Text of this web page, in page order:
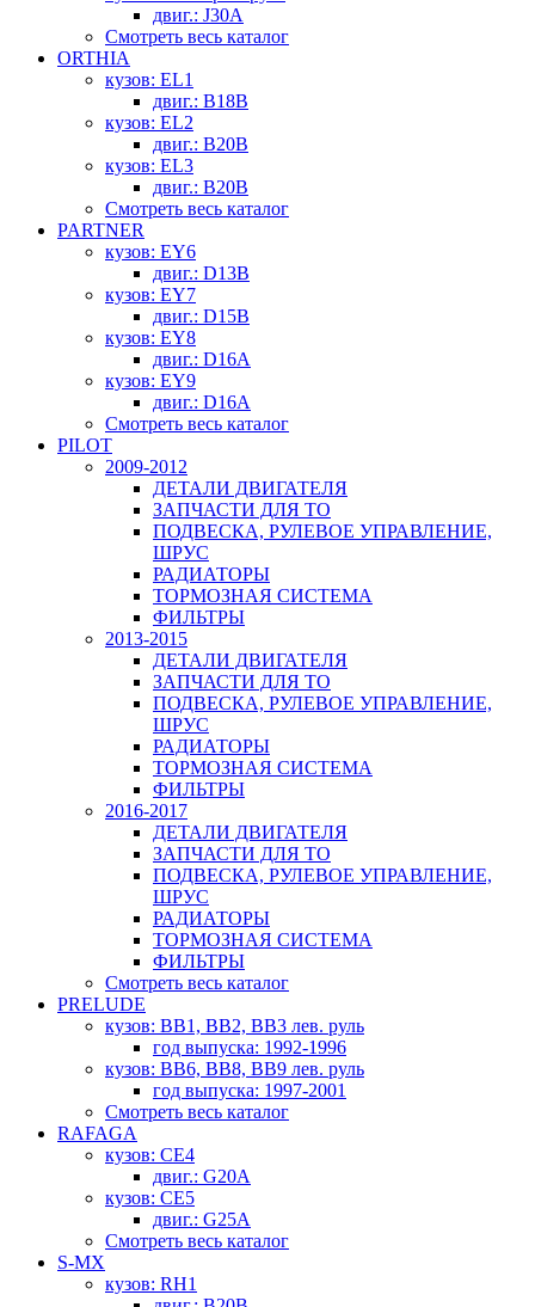
двиг.: J30A
Смотреть весь каталог
ORTHIA
кузов: EL1
двиг.: B18B
кузов: EL2
двиг.: B20B
кузов: EL3
двиг.: B20B
Смотреть весь каталог
PARTNER
кузов: EY6
двиг.: D13B
кузов: EY7
двиг.: D15B
кузов: EY8
двиг.: D16A
кузов: EY9
двиг.: D16A
Смотреть весь каталог
PILOT
2009-2012
ДЕТАЛИ ДВИГАТЕЛЯ
ЗАПЧАСТИ ДЛЯ ТО
ПОДВЕСКА, РУЛЕВОЕ УПРАВЛЕНИЕ,
ШРУС
РАДИАТОРЫ
ТОРМОЗНАЯ СИСТЕМА
ФИЛЬТРЫ
2013-2015
ДЕТАЛИ ДВИГАТЕЛЯ
ЗАПЧАСТИ ДЛЯ ТО
ПОДВЕСКА, РУЛЕВОЕ УПРАВЛЕНИЕ,
ШРУС
РАДИАТОРЫ
ТОРМОЗНАЯ СИСТЕМА
ФИЛЬТРЫ
2016-2017
ДЕТАЛИ ДВИГАТЕЛЯ
ЗАПЧАСТИ ДЛЯ ТО
ПОДВЕСКА, РУЛЕВОЕ УПРАВЛЕНИЕ,
ШРУС
РАДИАТОРЫ
ТОРМОЗНАЯ СИСТЕМА
ФИЛЬТРЫ
Смотреть весь каталог
PRELUDE
кузов: BB1, BB2, BB3 лев. руль
год выпуска: 1992-1996
кузов: BB6, BB8, BB9 лев. руль
год выпуска: 1997-2001
Смотреть весь каталог
RAFAGA
кузов: CE4
двиг.: G20A
кузов: CE5
двиг.: G25A
Смотреть весь каталог
S-MX
кузов: RH1